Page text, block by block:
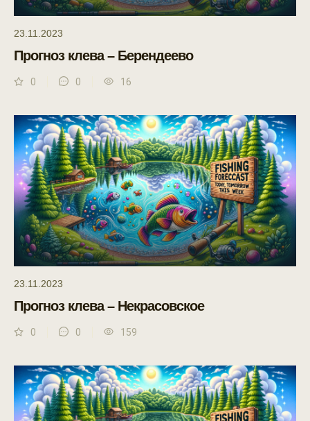
23.11.2023
Прогноз клева – Берендеево
0 0 16
23.11.2023
Прогноз клева – Некрасовское
0 0 159